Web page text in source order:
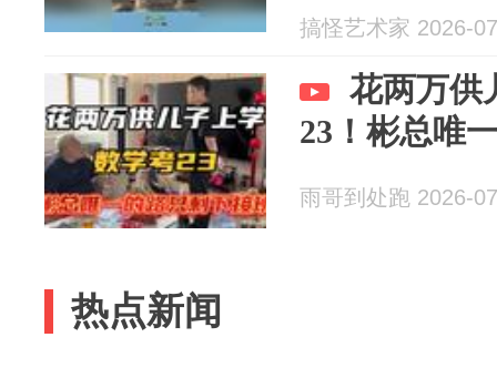
搞怪艺术家 2026-
花两万供
23！彬总唯
雨哥到处跑 2026-
热点新闻